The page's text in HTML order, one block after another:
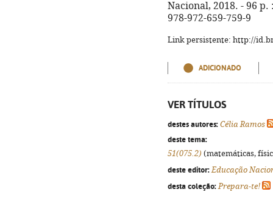
Nacional, 2018. - 96
978-972-659-759-9
Link persistente: http://
ADICIONADO
VER TÍTULOS
destes autores: Célia Ramos
deste tema:
51(075.2) (matemáticas,
deste editor: Educação
desta coleção: Prepara-te!